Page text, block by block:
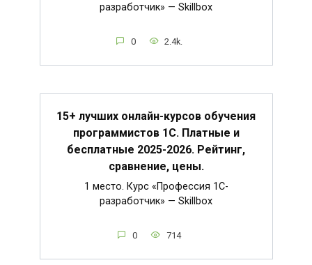
разработчик» — Skillbox
0 2.4k.
15+ лучших онлайн-курсов обучения
программистов 1С. Платные и
бесплатные 2025-2026. Рейтинг,
сравнение, цены.
1 место. Курс «Профессия 1C-
разработчик» — Skillbox
0 714